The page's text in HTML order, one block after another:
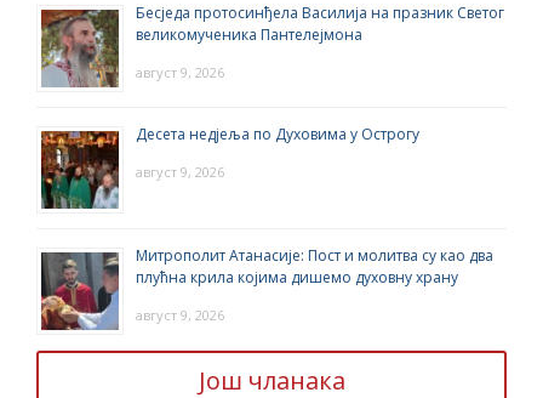
Бесједа протосинђела Василија на празник Светог
великомученика Пантелејмона
август 9, 2026
Десета недјеља по Духовима у Острогу
август 9, 2026
Митрополит Атанасије: Пост и молитва су као два
плућна крила којима дишемо духовну храну
август 9, 2026
Још чланака